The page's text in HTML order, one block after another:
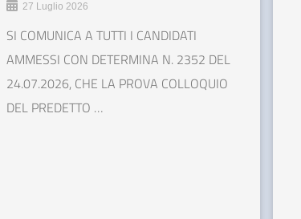
27 Luglio 2026
SI COMUNICA A TUTTI I CANDIDATI
AMMESSI CON DETERMINA N. 2352 DEL
24.07.2026, CHE LA PROVA COLLOQUIO
DEL PREDETTO …